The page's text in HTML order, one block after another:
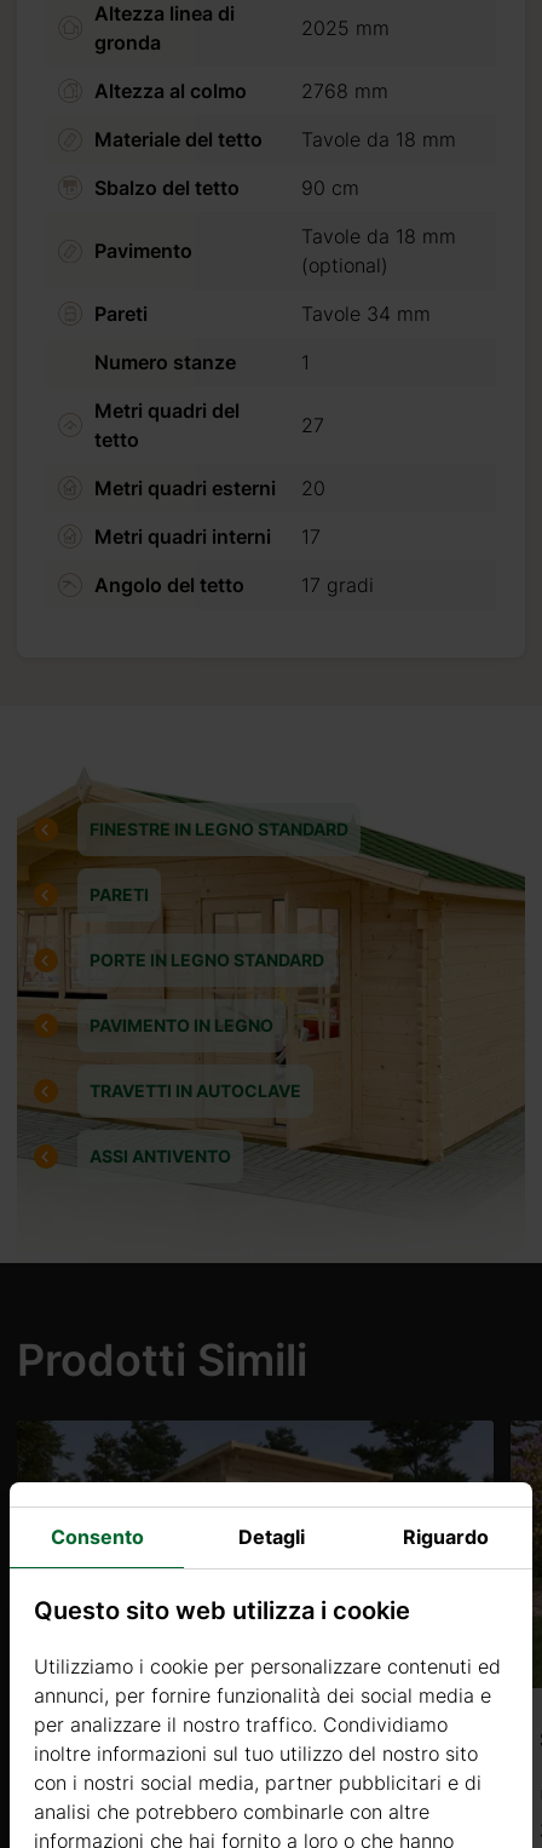
Altezza linea di
gronda
2025 mm
Altezza al colmo
2768 mm
Materiale del tetto
Tavole da 18 mm
Sbalzo del tetto
90 cm
Pavimento
Tavole da 18 mm
(optional)
Pareti
Tavole 34 mm
Numero stanze
1
Metri quadri del
tetto
27
Metri quadri esterni
20
Metri quadri interni
17
Angolo del tetto
17 gradi
FINESTRE IN LEGNO STANDARD
PARETI
PORTE IN LEGNO STANDARD
PAVIMENTO IN LEGNO
TRAVETTI IN AUTOCLAVE
ASSI ANTIVENTO
Prodotti Simili
CHARME (44mm) 4x3m, 12㎡
Prezzo da
3638 €
oppure
carte
Consento Detagli Riguardo
Questo sito web utilizza i cookie
Utilizziamo i cookie per personalizzare contenuti ed
annunci, per fornire funzionalità dei social media e
per analizzare il nostro traffico. Condividiamo
inoltre informazioni sul tuo utilizzo del nostro sito
con i nostri social media, partner pubblicitari e di
analisi che potrebbero combinarle con altre
informazioni che hai fornito a loro o che hanno